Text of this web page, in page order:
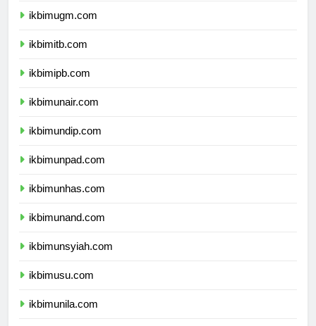
ikbimugm.com
ikbimitb.com
ikbimipb.com
ikbimunair.com
ikbimundip.com
ikbimunpad.com
ikbimunhas.com
ikbimunand.com
ikbimunsyiah.com
ikbimusu.com
ikbimunila.com